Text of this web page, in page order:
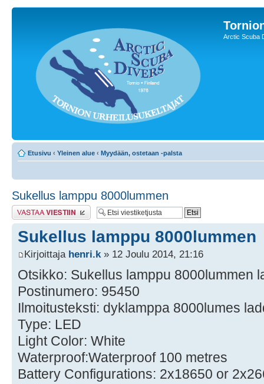
Arctic Scuba
Etusivu ‹ Yleinen alue ‹ Myydään, ostetaan -palsta
Sukellus lamppu 8000lummen
Lähetä vastaus
Sukellus lamppu 8000lummen
Kirjoittaja henri.k» 12 Joulu 2014, 21:16
Otsikko: Sukellus lamppu 8000lummen
Postinumero: 95450
Ilmoitusteksti: dyklamppa 8000lumes
Type: LED
Light Color: White
Waterproof:Waterproof 100 metres
Battery Configurations: 2x18650 or